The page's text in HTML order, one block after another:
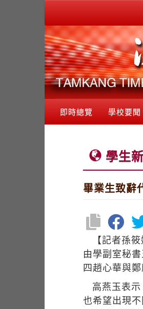
即時總覽 學校要聞
學生
畢業生致辭
【記者孫
由學副室秘
四趙心華與
高燕玉表
也希望出現